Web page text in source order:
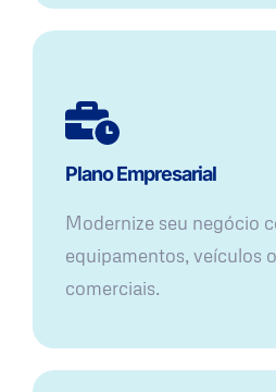
Plano Empresarial
Modernize seu negócio
equipamentos, veículos
comerciais.